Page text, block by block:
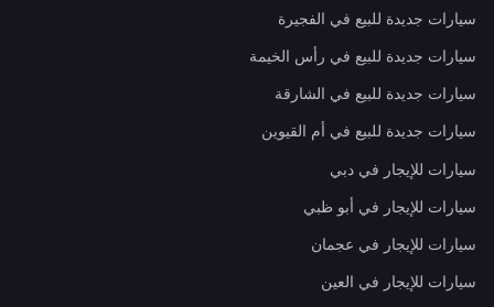
سيارات جديدة للبيع في الفجيرة
سيارات جديدة للبيع في رأس الخيمة
سيارات جديدة للبيع في الشارقة
سيارات جديدة للبيع في أم القيوين
سيارات للإيجار في دبي
سيارات للإيجار في أبو ظبي
سيارات للإيجار في عجمان
سيارات للإيجار في العين